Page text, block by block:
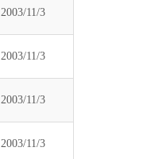
2003/11/3
2003/11/3
2003/11/3
2003/11/3